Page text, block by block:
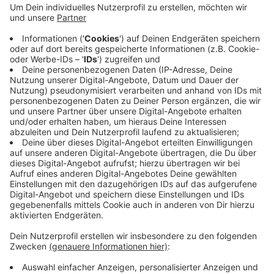
noch Einschränkungen geben wird. So endet die S7
dort aus wieder zurück, die S8 von und nach
Mönchengladbach wird umgeleitet. Auch die S28
ist betroffen, sie endet bereits in Vohwinkel. Ein
Ersatzverkehr mit Bussen zum Hauptbahnhof ist
aber eingerichtet.
Veröffentlicht:Freitag, 06.10.2023 06:56
Anzeige